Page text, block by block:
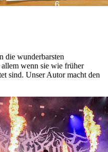
die wunderbarsten
wenn sie wie früher
sind. Unser Autor macht den